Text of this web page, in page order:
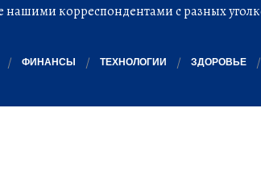
нашими корреспондентами с разных
ФИНАНСЫ ТЕХНОЛОГИИ ЗДОРОВЬЕ